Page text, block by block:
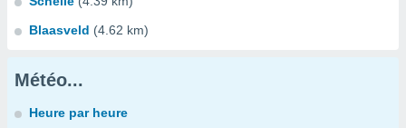
Blaasveld (4.62 km)
Météo...
Heure par heure